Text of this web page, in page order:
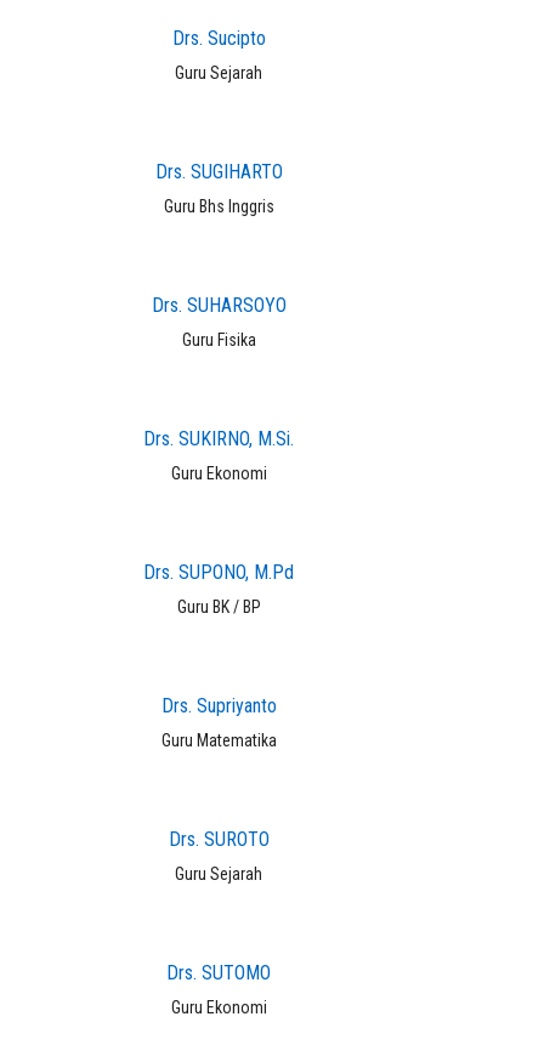
Drs. Sucipto
Guru Sejarah
Drs. SUGIHARTO
Guru Bhs Inggris
Drs. SUHARSOYO
Guru Fisika
Drs. SUKIRNO, M.Si.
Guru Ekonomi
Drs. SUPONO, M.Pd
Guru BK / BP
Drs. Supriyanto
Guru Matematika
Drs. SUROTO
Guru Sejarah
Drs. SUTOMO
Guru Ekonomi